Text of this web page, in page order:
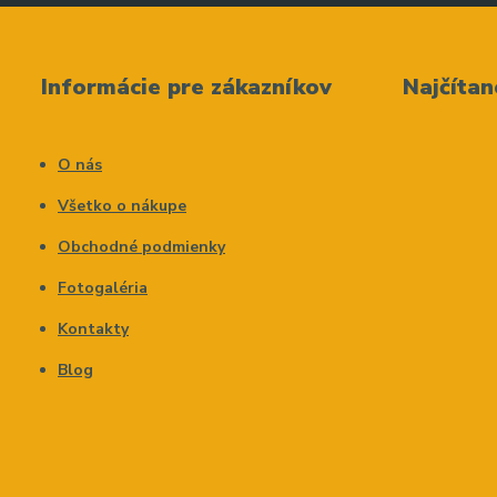
Informácie pre zákazníkov
O nás
Všetko o nákupe
Obchodné podmienky
Fotogaléria
Kontakty
Blog